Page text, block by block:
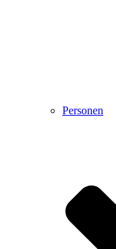
Personen